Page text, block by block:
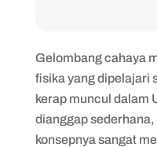
Gelombang cahaya
fisika yang dipelajari
kerap muncul dalam
dianggap
konsepnya sangat